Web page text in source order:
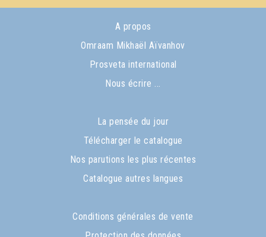
A propos
Omraam Mikhaël Aïvanhov
Prosveta international
Nous écrire ...
La pensée du jour
Télécharger le catalogue
Nos parutions les plus récentes
Catalogue autres langues
Conditions générales de vente